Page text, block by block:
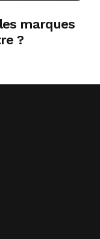
marques
?